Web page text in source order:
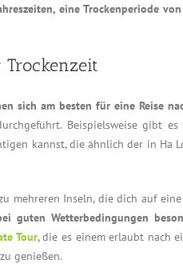
eine Trockenperiode
sich am besten für eine Reise
Beispielsweise gibt es
kannst, die ähnlich der in Ha
mehreren Inseln, die dich auf
guten Wetterbedingungen
Tour, die es einem erlaubt nach
genießen.